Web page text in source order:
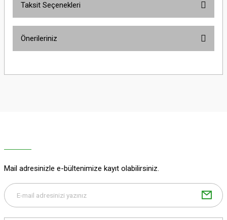
Taksit Seçenekleri
Önerileriniz
yetersiz gördüğünüz noktaları öneri formunu kullanarak tarafımıza
Bu ürüne benzer farklı alternatifler olmalı.
Mail adresinizle e-bültenimize kayıt olabilirsiniz.